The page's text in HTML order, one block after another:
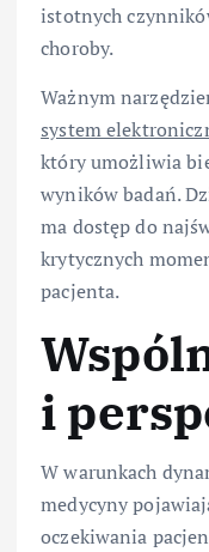
istotnych
choroby.
Ważnym
system
który umożliwia
wyników badań.
ma dostęp do
krytycznych
pacjenta.
i
W warunkach
medycyny
oczekiwania